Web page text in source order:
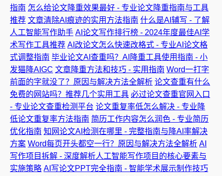
指南 怎么给论文降重效果最好 - 专业论文降重指南与工具
推荐 文章清除AI痕迹的实用方法指南 什么是AI辅写 - 了解
人工智能写作助手 AI论文写作排行榜 - 2024年度最佳AI学
术写作工具推荐 AI改论文怎么快速改格式 - 专业AI论文格
式调整指南 毕业论文AI查重吗？AI降重工具使用指南 - 小
发猫降AIGC 文章降重方法和技巧 - 实用指南 Word一打字
前面的字就没了？原因与解决方法全解析 论文查重有什么
免费的网站吗？推荐几个实用工具 必过论文查重官网入口
- 专业论文查重检测平台 论文重复率低怎么解决 - 专业降
低论文重复率方法指南 简历工作内容怎么润色 - 专业简历
优化指南 知网论文AI检测在哪里 - 完整指南与降AI率解决
方案 Word每页开头都空一行？原因与解决方法全解析 AI
写作项目拆解 - 深度解析人工智能写作项目的核心要素与
实施策略 AI写论文PPT完全指南 - 智能学术展示制作技巧